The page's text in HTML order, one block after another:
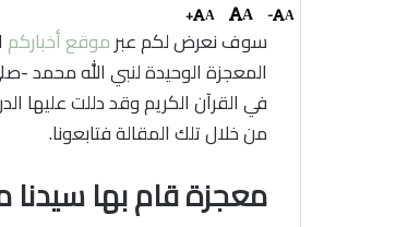
A
-
A
A
+
سوف نعرض لكم عبرموقع أخباركم
المعجزة الوحيدة لنبي الله محمد
في القرآن الكريم وقد دللت
من خلال تلك المقالة فتابعونا.
معجزة قام بها